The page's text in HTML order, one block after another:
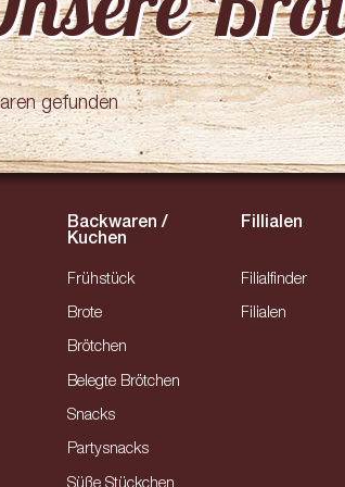
gefunden
Backwaren /
Kuchen
Frühstück
Brote
Brötchen
Belegte Brötchen
Snacks
Partysnacks
Fillialen
Filialfinder
Filialen